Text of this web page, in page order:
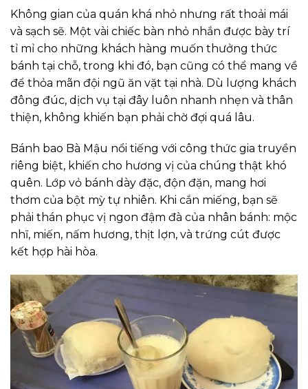
Không gian của quán khá nhỏ nhưng rất thoải mái
và sạch sẽ. Một vài chiếc bàn nhỏ nhắn được bày trí
tỉ mỉ cho những khách hàng muốn thưởng thức
bánh tại chỗ, trong khi đó, bạn cũng có thể mang về
để thỏa mãn đội ngũ ăn vặt tại nhà. Dù lượng khách
đông đúc, dịch vụ tại đây luôn nhanh nhẹn và thân
thiện, không khiến bạn phải chờ đợi quá lâu.
Bánh bao Bà Mậu nổi tiếng với công thức gia truyền
riêng biệt, khiến cho hương vị của chúng thật khó
quên. Lớp vỏ bánh dày đặc, độn đặn, mang hơi
thơm của bột mỳ tự nhiên. Khi cắn miếng, bạn sẽ
phải thán phục vị ngon đậm đà của nhân bánh: mộc
nhĩ, miến, nấm hương, thịt lợn, và trứng cút được
kết hợp hài hòa.